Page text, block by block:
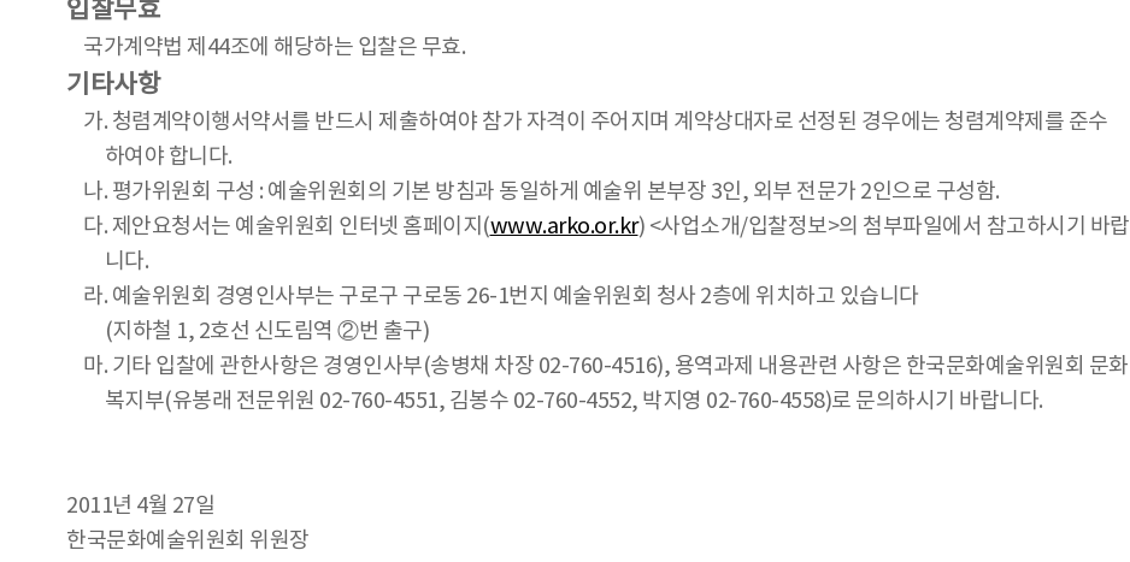
입찰무효
국가계약법 제44조에 해당하는 입찰은 무효.
기타사항
가. 청렴계약이행서약서를 반드시 제출하여야 참가 자격이 주어지며 계약상대자로 선정된 경우에는 청렴계약제를 준수
하여야 합니다.
나. 평가위원회 구성 : 예술위원회의 기본 방침과 동일하게 예술위 본부장 3인, 외부 전문가 2인으로 구성함.
다. 제안요청서는 예술위원회 인터넷 홈페이지(www.arko.or.kr) <사업소개/입찰정보>의 첨부파일에서 참고하시기 바랍
니다.
라. 예술위원회 경영인사부는 구로구 구로동 26-1번지 예술위원회 청사 2층에 위치하고 있습니다
(지하철 1, 2호선 신도림역 ②번 출구)
마. 기타 입찰에 관한사항은 경영인사부(송병채 차장 02-760-4516), 용역과제 내용관련 사항은 한국문화예술위원회 문화
복지부(유봉래 전문위원 02-760-4551, 김봉수 02-760-4552, 박지영 02-760-4558)로 문의하시기 바랍니다.
2011년 4월 27일
한국문화예술위원회 위원장